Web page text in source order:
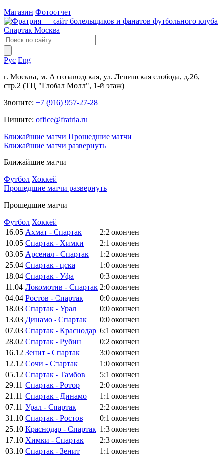
Магазин Фотоотчет
Рус Eng
г. Москва, м. Автозаводская, ул. Ленинская слобода, д.26,
стр.2 (ТЦ "Глобал Молл", 1-й этаж)
Звоните: +7 (916) 957-27-28
Пишите: office@fratria.ru
Ближайшие матчи Прошедшие матчи
Ближайшие матчи развернуть
Ближайшие матчи
Футбол Хоккей
Прошедшие матчи развернуть
Прошедшие матчи
Футбол Хоккей
16.05 Ахмат - Спартак 2:2 окончен
10.05 Спартак - Химки 2:1 окончен
03.05 Арсенал - Спартак 1:2 окончен
25.04 Спартак - цска 1:0 окончен
18.04 Спартак - Уфа 0:3 окончен
11.04 Локомотив - Спартак 2:0 окончен
04.04 Ростов - Спартак 0:0 окончен
18.03 Спартак - Урал 0:0 окончен
13.03 Динамо - Спартак 0:0 окончен
07.03 Спартак - Краснодар 6:1 окончен
28.02 Спартак - Рубин 0:2 окончен
16.12 Зенит - Спартак 3:0 окончен
12.12 Сочи - Спартак 1:0 окончен
05.12 Спартак - Тамбов 5:1 окончен
29.11 Спартак - Ротор 2:0 окончен
21.11 Спартак - Динамо 1:1 окончен
07.11 Урал - Спартак 2:2 окончен
31.10 Спартак - Ростов 0:1 окончен
25.10 Краснодар - Спартак 1:3 окончен
17.10 Химки - Спартак 2:3 окончен
03.10 Спартак - Зенит 1:1 окончен